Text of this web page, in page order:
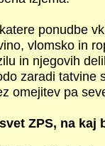
ponudbe
vlomsko in
in njegovih
zaradi tatvine
omejitev pa
ZPS, na